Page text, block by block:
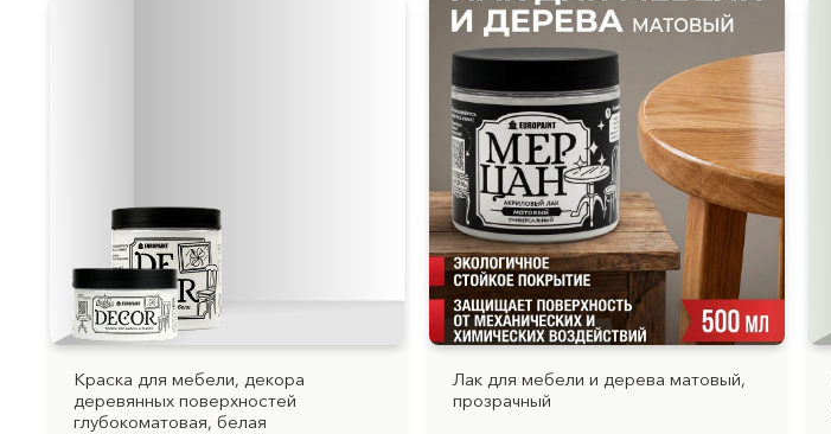
Краска для мебели, декора
деревянных поверхностей
глубокоматовая, белая
Лак для мебели и дерева матовый,
прозрачный